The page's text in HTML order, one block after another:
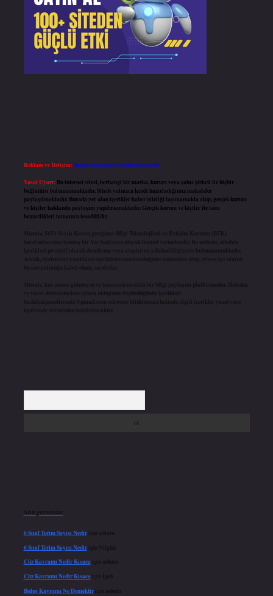
Reklam ve İletişim:Skype: live:.cid.575569c608265c69
Yasal Uyarı: Bu internet sitesi, herhangi bir marka, kurum veya şahıs şirketi ile hiçbir
bağlantısı bulunmamaktadır. Sitede yalnızca kendi hazırladığımız makaleler
paylaşılmaktadır. Burada yer alan içerikler haber niteliği taşımamakta olup, gerçek kurum
ve kişiler hakkında paylaşım yapılmamaktadır. Gerçek kurum ve kişiler ile isim
benzerlikleri tamamen tesadüfidir.
Sitemiz, 5651 Sayılı Kanun gereğince Bilgi Teknolojileri ve İletişim Kurumu (BTK)
tarafından onaylanmış bir Yer Sağlayıcı olarak hizmet vermektedir. Bu nedenle, sitedeki
içerikleri proaktif olarak denetleme veya araştırma yükümlülüğümüz bulunmamaktadır.
Ancak, üyelerimiz yazdıkları içeriklerin sorumluluğunu taşımakta olup, siteye üye olarak
bu sorumluluğu kabul etmiş sayılırlar.
Sitemiz, kar amacı gütmeyen ve tamamen ücretsiz bir bilgi paylaşım platformudur. Hukuka
ve yasal düzenlemelere aykırı olduğunu düşündüğünüz içerikleri,
backlinkpanelicomtr@gmail.com adresine bildirmeniz halinde, ilgili içerikler yasal süre
içerisinde sitemizden kaldırılacaktır.
Son yorumlar
6 Sınıf Terim Sayısı Nediriçin admin
6 Sınıf Terim Sayısı Nediriçin Nilgün
Cüz Kavramı Nedir Kısacaiçin admin
Cüz Kavramı Nedir Kısacaiçin
İpek
Buluş Kavramı Ne Demektiriçin admin